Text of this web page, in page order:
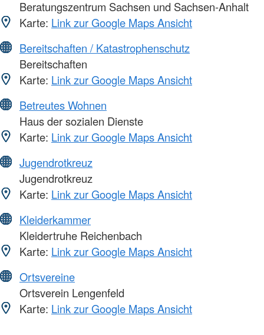
Beratungszentrum Sachsen und Sachsen-Anhalt
Karte: Link zur Google Maps Ansicht
Bereitschaften / Katastrophenschutz
Bereitschaften
Karte: Link zur Google Maps Ansicht
Betreutes Wohnen
Haus der sozialen Dienste
Karte: Link zur Google Maps Ansicht
Jugendrotkreuz
Jugendrotkreuz
Karte: Link zur Google Maps Ansicht
Kleiderkammer
Kleidertruhe Reichenbach
Karte: Link zur Google Maps Ansicht
Ortsvereine
Ortsverein Lengenfeld
Karte: Link zur Google Maps Ansicht